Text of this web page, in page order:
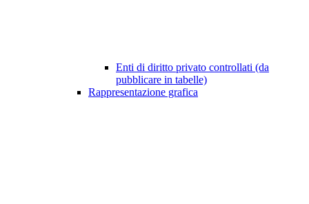
Enti di diritto privato controllati (da
pubblicare in tabelle)
Rappresentazione grafica